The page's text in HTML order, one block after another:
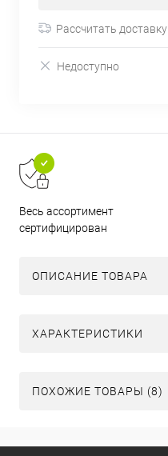
Рассчитать доставку
Недоступно
Весь ассортимент
сертифицирован
ОПИСАНИЕ ТОВАРА
ХАРАКТЕРИСТИКИ
ПОХОЖИЕ ТОВАРЫ (8)